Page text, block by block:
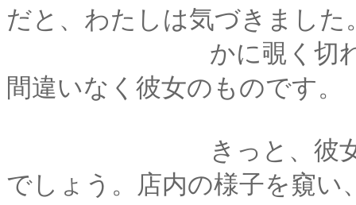
だと、わたしは気づきました
かに覗く切れ長の目
間違いなく彼女のものです。
きっと、彼女は斥候
でしょう。店内の様子を窺